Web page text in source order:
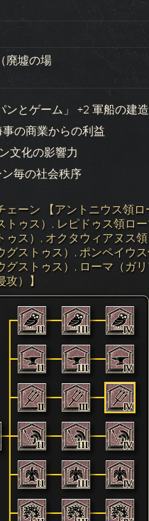
廃墟の場
ンとゲーム」 +2 軍船の建
事の商業からの利益
文化の影響力
ン毎の社会秩序
ェーン 【アントニウス領
トゥス）, レピドゥス領ロ
ゥス）, オクタウィアヌス
グストゥス）, ポンペイウ
グストゥス）, ローマ（ガ
）】